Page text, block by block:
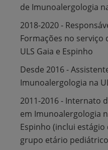
de Imunoalergologia
2018-2020 -
Formações no serviço
ULS Gaia e Espinho
Desde 2016 -
Imunoalergologia na
2011-2016 - Internato
em Imunoalergologia
Espinho (inclui
grupo etário